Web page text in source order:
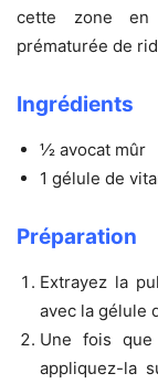
cette zone en
prématurée de
Ingrédients
½ avocat mûr
1 gélule de
Préparation
Extrayez la
avec la gélule
Une fois
appliquez-la